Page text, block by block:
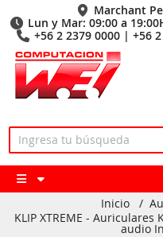
Marchant
Lun y Mar: 09:00 a
+56 2 2379 0000 | +56
Inicio /
KLIP XTREME - Auriculares
audio